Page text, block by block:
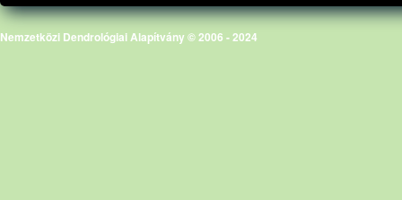
Nemzetközi Dendrológiai Alapítvány © 2006 - 2024